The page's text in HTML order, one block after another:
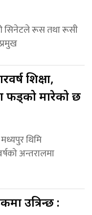
सिनेटले रूस तथा रूसी
शिक्षा,
फड्को मारेको छ
थिमि
अन्तरालमा
उत्रिन्छ :